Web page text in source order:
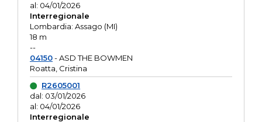
al: 04/01/2026
Interregionale
Lombardia: Assago (MI)
18 m
--
04150- ASD THE BOWMEN
Roatta, Cristina
R2605001
dal: 03/01/2026
al: 04/01/2026
Interregionale